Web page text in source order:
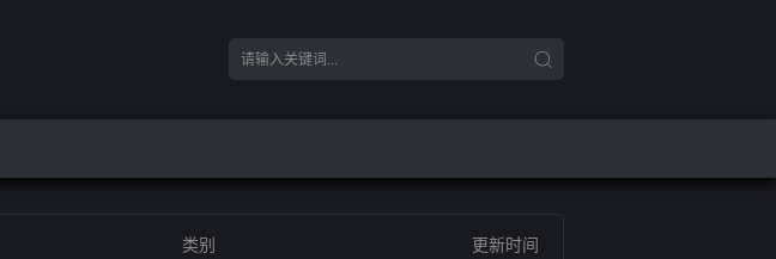
类别 更新时间